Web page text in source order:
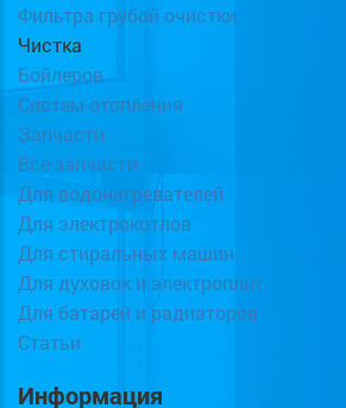
Фильтра грубой очистки
Чистка
Бойлеров
Систем отопления
Запчасти
Все запчасти
Для водонагревателей
Для электрокотлов
Для стиральных машин
Для духовок и электроплит
Для батарей и радиаторов
Статьи
Информация